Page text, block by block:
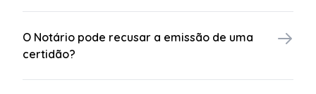
O Notário pode recusar a emissão de uma
certidão?